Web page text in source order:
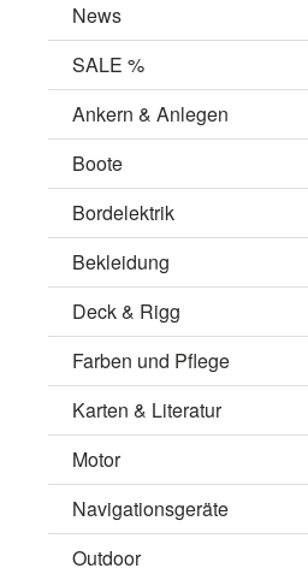
News
SALE %
Ankern & Anlegen
Boote
Bordelektrik
Bekleidung
Deck & Rigg
Farben und Pflege
Karten & Literatur
Motor
Navigationsgeräte
Outdoor